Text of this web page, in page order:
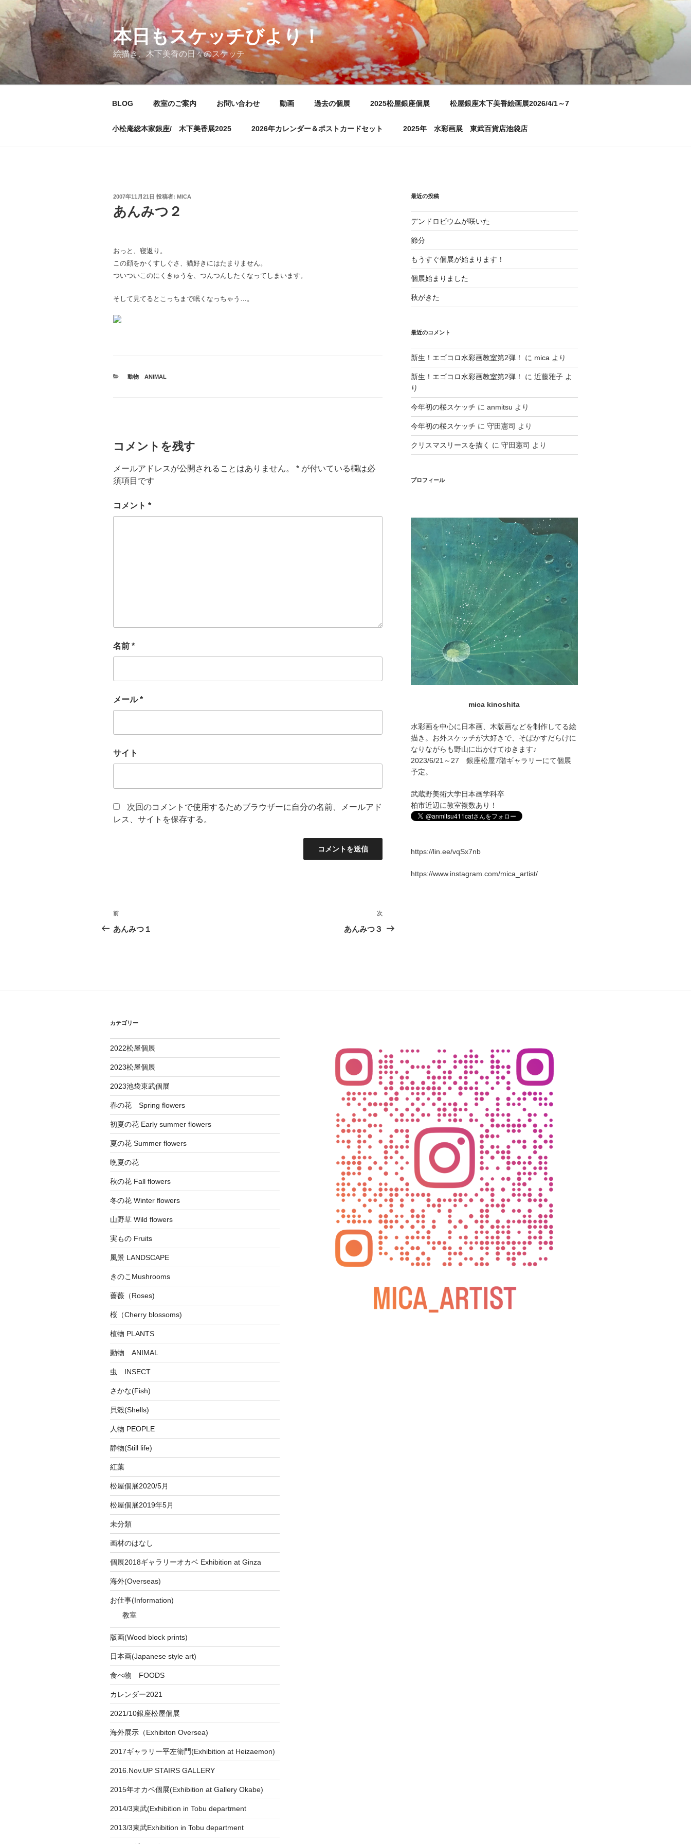
ン
テ
ン
ツ
へ
本日もスケッチびより！
絵描き、木下美香の日々のスケッチ
BLOG 教室のご案内 お問い合わせ 動画 過去の個展 2025松屋銀座個展 松屋銀座木下美香絵画展2026/4/1～7
小松庵総本家銀座/ 木下美香展2025 2026年カレンダー＆ポストカードセット 2025年 水彩画展 東武百貨店池袋店
投
稿
日:
2007年11月21日 投稿者: MICA
あんみつ２
おっと、寝返り。
この顔をかくすしぐさ、猫好きにはたまりません。
ついついこのにくきゅうを、つんつんしたくなってしまいます。
そして見てるとこっちまで眠くなっちゃう…。
カ
動物 ANIMAL
コメントを残す
メールアドレスが公開されることはありません。 * が付いている欄は必
須項目です
コメント *
名前 *
メール*
サイト
次回のコメントで使用するためブラウザーに自分の名前、メールアド
レス、サイトを保存する。
投
稿
シ
ョ
ン
過
去
前
あんみつ１
次
の
次
あんみつ３
最近の投稿
デンドロビウムが咲いた
節分
もうすぐ個展が始まります！
個展始まりました
秋がきた
最近のコメント
新生！エゴコロ水彩画教室第2弾！ に mica より
新生！エゴコロ水彩画教室第2弾！ に 近藤雅子よ
り
今年初の桜スケッチ に anmitsu より
今年初の桜スケッチ に 守田憲司 より
クリスマスリースを描く に 守田憲司 より
プロフィール
mica kinoshita
水彩画を中心に日本画、木版画などを制作してる絵
描き。お外スケッチが大好きで、そばかすだらけに
なりながらも野山に出かけてゆきます♪
2023/6/21～27 銀座松屋7階ギャラリーにて個展
予定。
武蔵野美術大学日本画学科卒
柏市近辺に教室複数あり！
https://lin.ee/vqSx7nb
https://www.instagram.com/mica_artist/
カテゴリー
2022松屋個展
2023松屋個展
2023池袋東武個展
春の花 Spring flowers
初夏の花 Early summer flowers
夏の花 Summer flowers
晩夏の花
秋の花 Fall flowers
冬の花 Winter flowers
山野草 Wild flowers
実もの Fruits
風景 LANDSCAPE
きのこMushrooms
薔薇（Roses)
桜（Cherry blossoms)
植物 PLANTS
動物 ANIMAL
虫 INSECT
さかな(Fish)
貝殻(Shells)
人物 PEOPLE
静物(Still life)
紅葉
松屋個展2020/5月
松屋個展2019年5月
未分類
画材のはなし
個展2018ギャラリーオカベ Exhibition at Ginza
海外(Overseas)
お仕事(Information)
教室
版画(Wood block prints)
日本画(Japanese style art)
食べ物 FOODS
カレンダー2021
2021/10銀座松屋個展
海外展示（Exhibiton Oversea)
2017ギャラリー平左衛門(Exhibition at Heizaemon)
2016.Nov.UP STAIRS GALLERY
2015年オカベ個展(Exhibition at Gallery Okabe)
2014/3東武(Exhibition in Tobu department
2013/3東武Exhibition in Tobu department